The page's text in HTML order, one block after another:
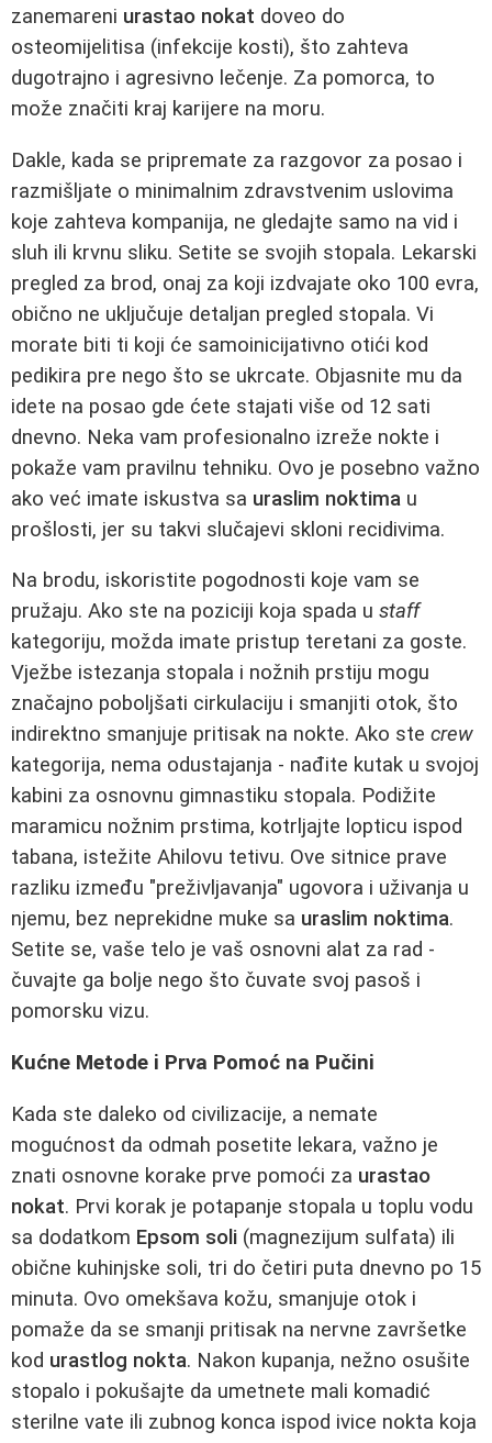
zanemareni urastao nokat doveo do
osteomijelitisa (infekcije kosti), što zahteva
dugotrajno i agresivno lečenje. Za pomorca, to
može značiti kraj karijere na moru.
Dakle, kada se pripremate za razgovor za posao i
razmišljate o minimalnim zdravstvenim uslovima
koje zahteva kompanija, ne gledajte samo na vid i
sluh ili krvnu sliku. Setite se svojih stopala. Lekarski
pregled za brod, onaj za koji izdvajate oko 100 evra,
obično ne uključuje detaljan pregled stopala. Vi
morate biti ti koji će samoinicijativno otići kod
pedikira pre nego što se ukrcate. Objasnite mu da
idete na posao gde ćete stajati više od 12 sati
dnevno. Neka vam profesionalno izreže nokte i
pokaže vam pravilnu tehniku. Ovo je posebno važno
ako već imate iskustva sa uraslim noktima u
prošlosti, jer su takvi slučajevi skloni recidivima.
Na brodu, iskoristite pogodnosti koje vam se
pružaju. Ako ste na poziciji koja spada u staff
kategoriju, možda imate pristup teretani za goste.
Vježbe istezanja stopala i nožnih prstiju mogu
značajno poboljšati cirkulaciju i smanjiti otok, što
indirektno smanjuje pritisak na nokte. Ako ste crew
kategorija, nema odustajanja - nađite kutak u svojoj
kabini za osnovnu gimnastiku stopala. Podižite
maramicu nožnim prstima, kotrljajte lopticu ispod
tabana, istežite Ahilovu tetivu. Ove sitnice prave
razliku između "preživljavanja" ugovora i uživanja u
njemu, bez neprekidne muke sa uraslim noktima.
Setite se, vaše telo je vaš osnovni alat za rad -
čuvajte ga bolje nego što čuvate svoj pasoš i
pomorsku vizu.
Kućne Metode i Prva Pomoć na Pučini
Kada ste daleko od civilizacije, a nemate
mogućnost da odmah posetite lekara, važno je
znati osnovne korake prve pomoći za urastao
nokat. Prvi korak je potapanje stopala u toplu vodu
sa dodatkom Epsom soli (magnezijum sulfata) ili
obične kuhinjske soli, tri do četiri puta dnevno po 15
minuta. Ovo omekšava kožu, smanjuje otok i
pomaže da se smanji pritisak na nervne završetke
kod urastlog nokta. Nakon kupanja, nežno osušite
stopalo i pokušajte da umetnete mali komadić
sterilne vate ili zubnog konca ispod ivice nokta koja